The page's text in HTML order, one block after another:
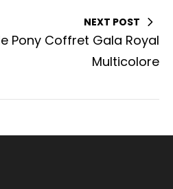
NEXT POST
Pony Coffret Gala Royal
Multicolore